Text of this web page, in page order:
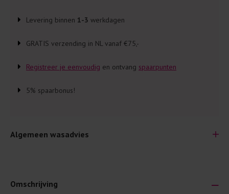
Levering binnen 1-3 werkdagen
GRATIS verzending in NL vanaf €75,-
Registreer je eenvoudig en ontvang spaarpunten
5% spaarbonus!
Algemeen wasadvies
Omschrijving